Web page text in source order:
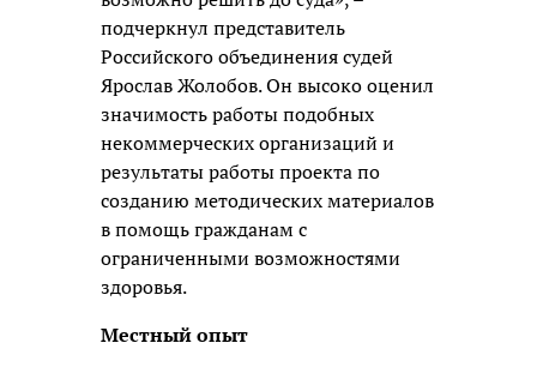
подчеркнул представитель
Российского объединения судей
Ярослав Жолобов. Он высоко оценил
значимость работы подобных
некоммерческих организаций и
результаты работы проекта по
созданию методических материалов
в помощь гражданам с
ограниченными возможностями
здоровья.
Местный опыт